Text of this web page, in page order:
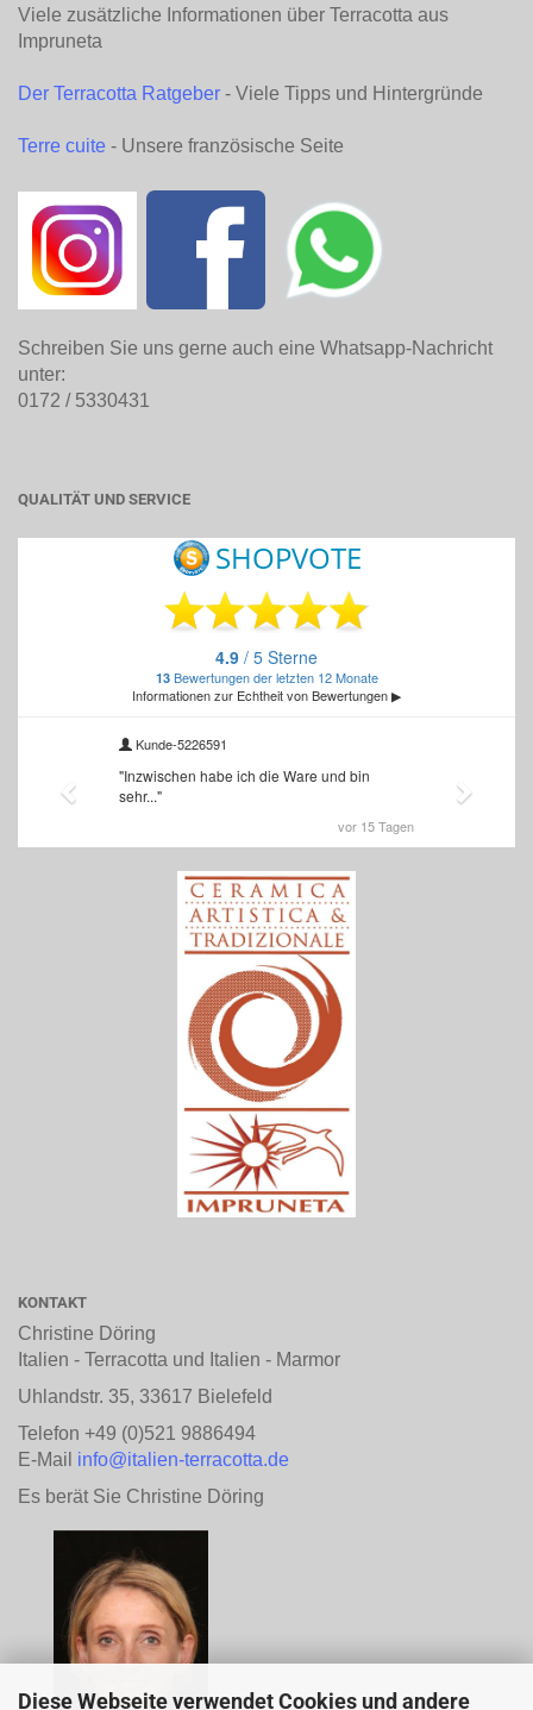
Diese Webseite verwendet Cookies und andere
Viele zusätzliche Informationen über Terracotta aus
Impruneta
Der Terracotta Ratgeber - Viele Tipps und Hintergründe
Terre cuite - Unsere französische Seite
Schreiben Sie uns gerne auch eine Whatsapp-Nachricht
unter:
0172 / 5330431
QUALITÄT UND SERVICE
KONTAKT
Christine Döring
Italien - Terracotta und Italien - Marmor
Uhlandstr. 35, 33617 Bielefeld
Telefon +49 (0)521 9886494
E-Mail info@italien-terracotta.de
Es berät Sie Christine Döring